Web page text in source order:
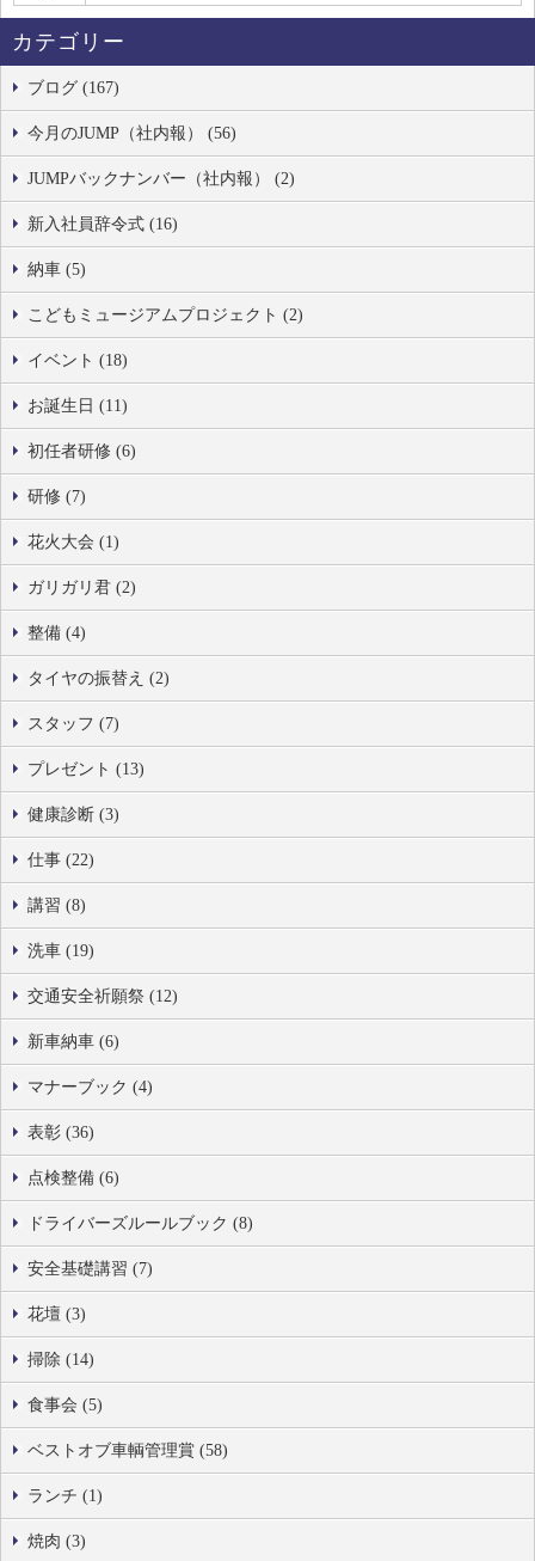
カテゴリー
ブログ (167)
今月のJUMP（社内報） (56)
JUMPバックナンバー（社内報） (2)
新入社員辞令式 (16)
納車 (5)
こどもミュージアムプロジェクト (2)
イベント (18)
お誕生日 (11)
初任者研修 (6)
研修 (7)
花火大会 (1)
ガリガリ君 (2)
整備 (4)
タイヤの振替え (2)
スタッフ (7)
プレゼント (13)
健康診断 (3)
仕事 (22)
講習 (8)
洗車 (19)
交通安全祈願祭 (12)
新車納車 (6)
マナーブック (4)
表彰 (36)
点検整備 (6)
ドライバーズルールブック (8)
安全基礎講習 (7)
花壇 (3)
掃除 (14)
食事会 (5)
ベストオブ車輌管理賞 (58)
ランチ (1)
焼肉 (3)